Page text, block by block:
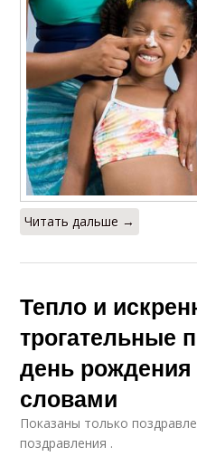
Читать дальше →
Тепло и
трогательные
день
словами
Показаны только
поздравления .